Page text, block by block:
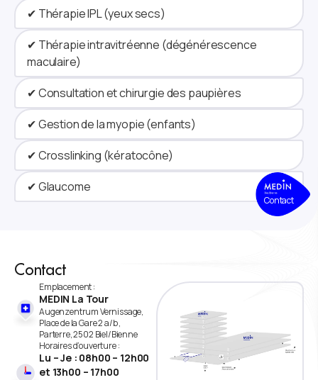
✔ Thérapie IPL (yeux secs)
✔ Thérapie intravitréenne (dégénérescence
maculaire)
✔ Consultation et chirurgie des paupières
✔ Gestion de la myopie (enfants)
✔ Crosslinking (kératocône)
✔ Glaucome
Contact
Emplacement :
MEDIN La Tour
Augenzentrum Vernissage,
Place de la Gare 2 a/b ,
Parterre, 2502 Biel/Bienne
Horaires d’ouverture :
Lu – Je : 08h00 – 12h00
et 13h00 – 17h00
Contact